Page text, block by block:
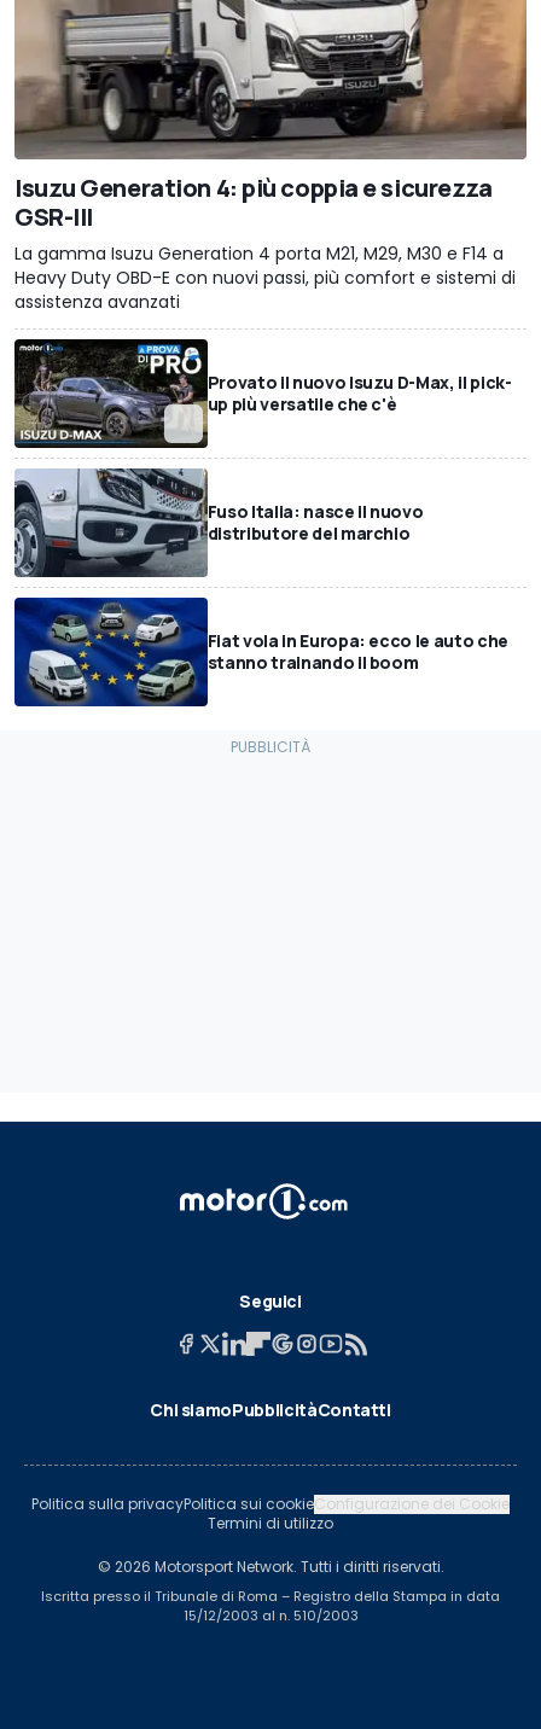
Isuzu Generation 4: più coppia e sicurezza
GSR-III
La gamma Isuzu Generation 4 porta M21, M29, M30 e F14 a
Heavy Duty OBD-E con nuovi passi, più comfort e sistemi di
assistenza avanzati
Provato il nuovo Isuzu D-Max, il pick-
up più versatile che c'è
Fuso Italia: nasce il nuovo
distributore del marchio
Fiat vola in Europa: ecco le auto che
stanno trainando il boom
Seguici
Chi siamoPubblicitàContatti
Politica sulla privacyPolitica sui cookieConfigurazione dei Cookie
Termini di utilizzo
© 2026 Motorsport Network. Tutti i diritti riservati.
Iscritta presso il Tribunale di Roma – Registro della Stampa in data
15/12/2003 al n. 510/2003